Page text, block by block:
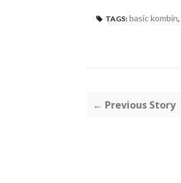
TAGS: basic kombin,
← Previous Story